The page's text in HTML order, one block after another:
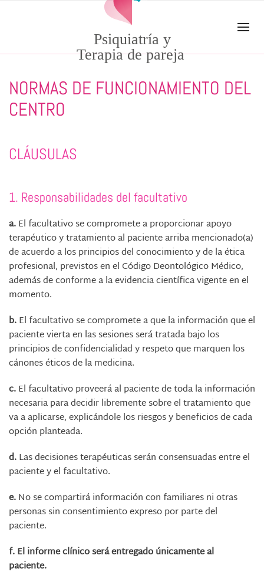
Skip to main contentPsiquiatría y
Terapia de pareja
NORMAS DE FUNCIONAMIENTO DEL
CENTRO
CLÁUSULAS
1. Responsabilidades del facultativo
a.El facultativo se compromete a proporcionar apoyo
terapéutico y tratamiento al paciente arriba mencionado(a)
de acuerdo a los principios del conocimiento y de la ética
profesional, previstos en el Código Deontológico Médico,
además de conforme a la evidencia científica vigente en el
momento.
b.El facultativo se compromete a que la información que el
paciente vierta en las sesiones será tratada bajo los
principios de confidencialidad y respeto que marquen los
cánones éticos de la medicina.
c.El facultativo proveerá al paciente de toda la información
necesaria para decidir libremente sobre el tratamiento que
va a aplicarse, explicándole los riesgos y beneficios de cada
opción planteada.
d.Las decisiones terapéuticas serán consensuadas entre el
paciente y el facultativo.
e.No se compartirá información con familiares ni otras
personas sin consentimiento expreso por parte del
paciente.
f. El informe clínico será entregado únicamente al
paciente.